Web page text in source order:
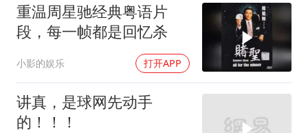
重温周星驰经典粤语片
段，每一帧都是回忆杀
小影的娱乐 打开APP
讲真，是球网先动手
的！！！